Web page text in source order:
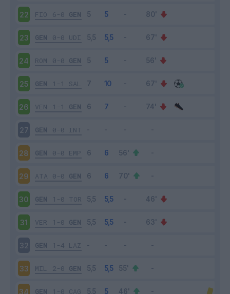
22 FIO 6-0 GEN
23 GEN 0-0 UDI
24 ROM 0-0 GEN
25 GEN 1-1 SAL
26 VEN 1-1 GEN
27 GEN 0-0 INT
28 GEN 0-0 EMP
29 ATA 0-0 GEN
30 GEN 1-0 TOR
31 VER 1-0 GEN
32 GEN 1-4 LAZ
33 MIL 2-0 GEN
34 GEN 1-0 CAG